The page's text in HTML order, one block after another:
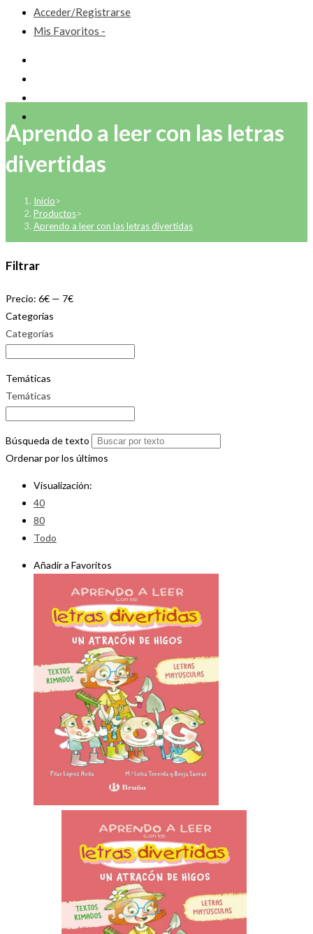
Acceder/Registrarse
Mis Favoritos -
Aprendo a leer con las letras
divertidas
Inicio>
Productos>
Aprendo a leer con las letras divertidas
Filtrar
Precio: 6€ — 7€
Categorías
Categorías
Temáticas
Temáticas
Búsqueda de texto
Ordenar por los últimos
Visualización:
40
80
Todo
Añadir a Favoritos